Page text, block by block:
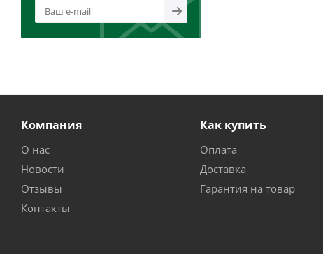
Компания
О нас
Новости
Отзывы
Контакты
Как купить
Оплата
Доставка
Гарантия на товар